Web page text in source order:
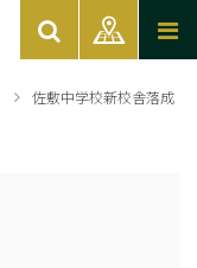
佐敷中学校新校舎落成